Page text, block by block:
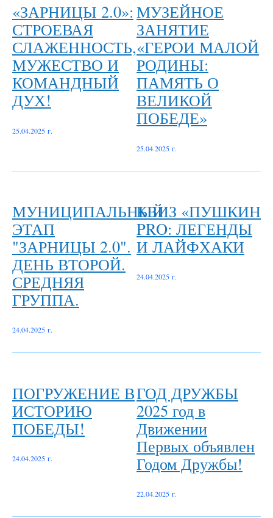
«ЗАРНИЦЫ 2.0»:
СТРОЕВАЯ
СЛАЖЕННОСТЬ,
МУЖЕСТВО И
КОМАНДНЫЙ
ДУХ!
25.04.2025 г.
МУЗЕЙНОЕ
ЗАНЯТИЕ
«ГЕРОИ МАЛОЙ
РОДИНЫ:
ПАМЯТЬ О
ВЕЛИКОЙ
ПОБЕДЕ»
25.04.2025 г.
МУНИЦИПАЛЬНЫЙ
ЭТАП
"ЗАРНИЦЫ 2.0".
ДЕНЬ ВТОРОЙ.
СРЕДНЯЯ
ГРУППА.
24.04.2025 г.
КВИЗ «ПУШКИН
PRO: ЛЕГЕНДЫ
И ЛАЙФХАКИ
24.04.2025 г.
ПОГРУЖЕНИЕ В
ИСТОРИЮ
ПОБЕДЫ!
24.04.2025 г.
ГОД ДРУЖБЫ
2025 год в
Движении
Первых объявлен
Годом Дружбы!
22.04.2025 г.